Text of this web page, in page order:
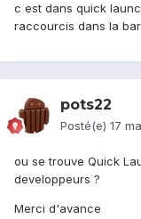
c est dans quick
raccourcis dans la
pots22
Posté(e) 17
ou se trouve Quick
developpeurs ?
Merci d'avance